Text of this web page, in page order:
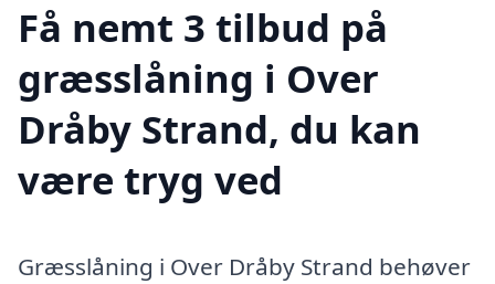
Få nemt 3 tilbud på
græsslåning i Over
Dråby Strand, du kan
være tryg ved
Græsslåning i Over Dråby Strand behøver